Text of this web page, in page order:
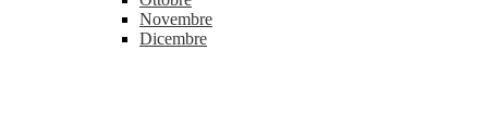
Novembre
Dicembre